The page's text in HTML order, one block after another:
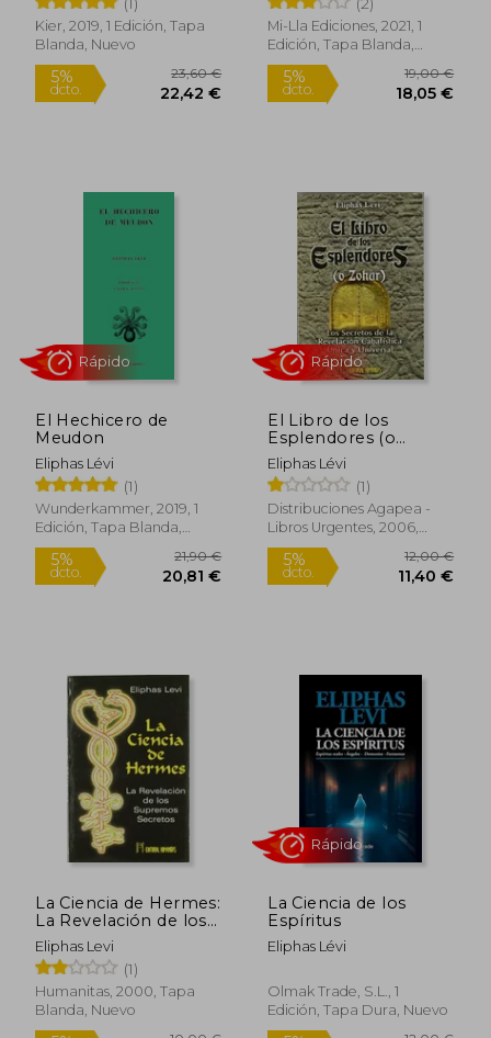
Kier, 2019, 1 Edición, Tapa
Blanda, Nuevo
Mi-Lla Ediciones, 2021, 1
Edición, Tapa Blanda,
Nuevo
5%
dcto.
El Hechicero de
Meudon
Eliphas Lévi
(1)
Wunderkammer, 2019, 1
Edición, Tapa Blanda,
Nuevo
5%
dcto. 20,81 €
El Libro de los
Esplendores (o
Zohar): Los Secretos
de la Revelación
Cabalísta Única y
Universal
Eliphas Lévi
(1)
Distribuciones Agapea -
Libros Urgentes, 2006,
Tapa Blanda, Nuevo
5%
dcto.
La Ciencia de Hermes:
La Revelación de los
Supremos Secretos
Eliphas Levi
(1)
Humanitas, 2000, Tapa
Blanda, Nuevo
La Ciencia de los
Espíritus
Eliphas Lévi
Olmak Trade, S.L., 1
Edición, Tapa Dura, Nuevo